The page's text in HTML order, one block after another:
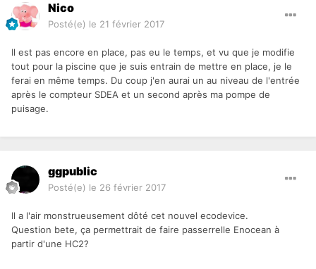
Nico
Posté(e) le 21 février 2017
Il est pas encore en place, pas eu le temps, et vu que je modifie
tout pour la piscine que je suis entrain de mettre en place, je le
ferai en même temps. Du coup j'en aurai un au niveau de l'entrée
après le compteur SDEA et un second après ma pompe de
puisage.
ggpublic
Posté(e) le 26 février 2017
Il a l'air monstrueusement dôté cet nouvel ecodevice.
Question bete, ça permettrait de faire passerrelle Enocean à
partir d'une HC2?